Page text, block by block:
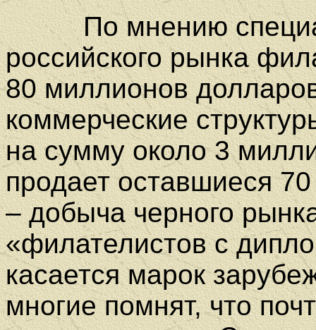
По мнению
российского рынка
80 миллионов
коммерческие
на сумму около 3
продает оставшиеся
– добыча черного
«филателистов с
касается марок
многие помнят, что